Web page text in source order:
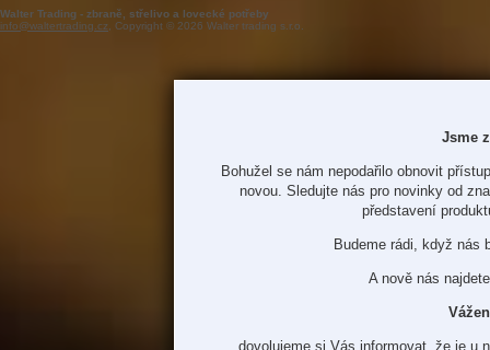
Walter Trading - zbraně, střelivo a lovecké potřeby
info@waltertrading.cz , Copyright © 2026 Walter trading s.r.o.
Jsme
Bohužel se nám nepodařilo obnovit
novou. Sledujte nás pro novinky od
představení
Budeme rádi, když nás
A nově nás
dovolujeme si Vás informovat, že je u